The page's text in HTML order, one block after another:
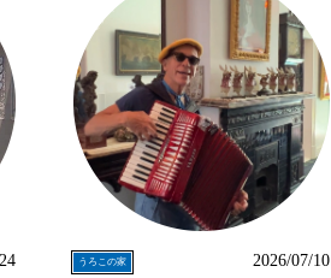
うろこの家 2026/07/10